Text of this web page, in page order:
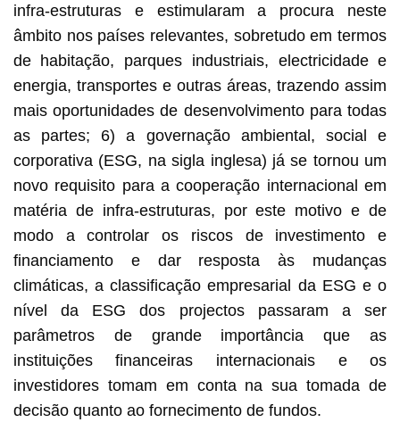
infra-estruturas e estimularam a procura neste
âmbito nos países relevantes, sobretudo em termos
de habitação, parques industriais, electricidade e
energia, transportes e outras áreas, trazendo assim
mais oportunidades de desenvolvimento para todas
as partes; 6) a governação ambiental, social e
corporativa (ESG, na sigla inglesa) já se tornou um
novo requisito para a cooperação internacional em
matéria de infra-estruturas, por este motivo e de
modo a controlar os riscos de investimento e
financiamento e dar resposta às mudanças
climáticas, a classificação empresarial da ESG e o
nível da ESG dos projectos passaram a ser
parâmetros de grande importância que as
instituições financeiras internacionais e os
investidores tomam em conta na sua tomada de
decisão quanto ao fornecimento de fundos.